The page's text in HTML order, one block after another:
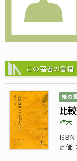
この著者の書籍
紙の
比
植
定価